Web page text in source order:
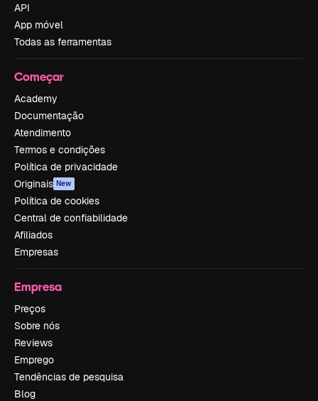
API
App móvel
Todas as ferramentas
Começar
Academy
Documentação
Atendimento
Termos e condições
Política de privacidade
Originais New
Política de cookies
Central de confiabilidade
Afiliados
Empresas
Empresa
Preços
Sobre nós
Reviews
Emprego
Tendências de pesquisa
Blog